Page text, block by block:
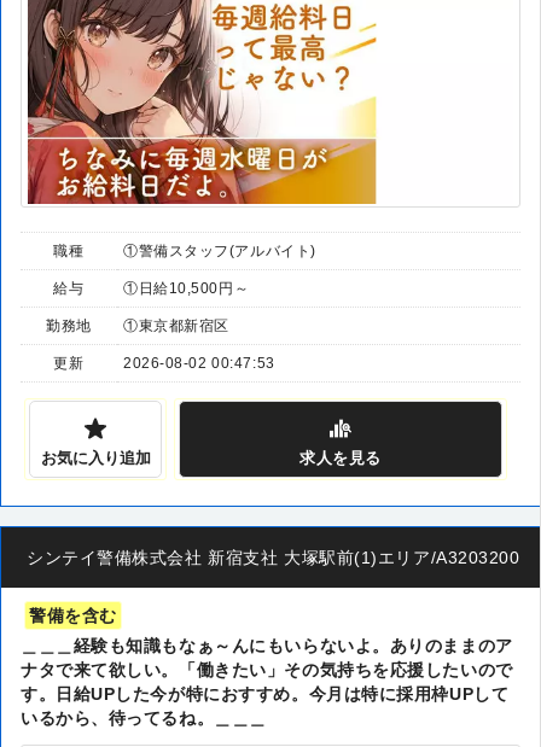
職種 ①警備スタッフ(アルバイト)
給与 ①日給10,500円～
勤務地 ①東京都新宿区
更新 2026-08-02 00:47:53
お気に入り追加 求人 を見る
シンテイ警備株式会社 新宿支社 大塚駅前(1)エリア/
警備を含む
＿＿＿経験も知識もなぁ～んにもいらないよ。ありのままのア
ナタで来て欲しい。「働きたい」その気持ちを応援したいので
す。日給UPした今が特におすすめ。今月は特に採用枠UPして
いるから、待ってるね。＿＿＿